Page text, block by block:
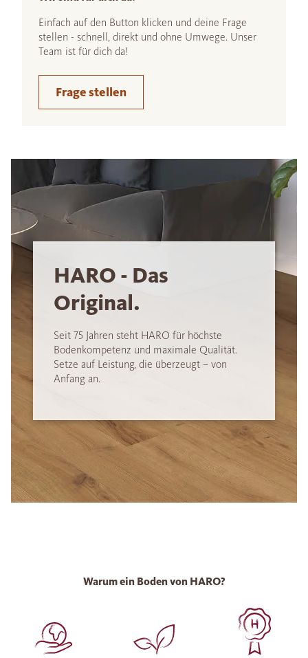
Einfach auf den Button klicken und deine Frage
stellen - schnell, direkt und ohne Umwege. Unser
Team ist für dich da!
Frage stellen
HARO - Das
Original.
Seit 75 Jahren steht HARO für höchste
Bodenkompetenz und maximale Qualität.
Setze auf Leistung, die überzeugt – von
Anfang an.
Warum ein Boden von HARO?